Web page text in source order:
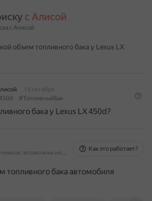
с Алисой
с Алисой
объем топливного бака у Lexus LX
14 октября
#ТопливныйБак
бака у Lexus LX 450d?
На основе источников, возможны неточности
Как это работает?
топливного бака автомобиля